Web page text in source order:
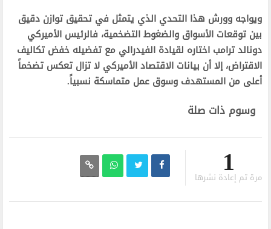
ويواجه وورش هذا التحدي الذي يتمثل في تحقيق توازن دقيق
بين توقعات الأسواق والضغوط التضخمية، فالرئيس الأميركي
دونالد ترامب اختاره لقيادة الفيدرالي مع تفضيله خفض تكاليف
الاقتراض، إلا أن بيانات الاقتصاد الأميركي لا تزال تعكس تضخماً
أعلى من المستهدف وسوق عمل متماسكة نسبياً.
وسوم ذات صلة
1
مرة تم إعادة نشرها